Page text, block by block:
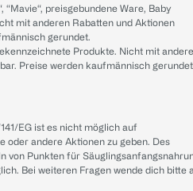
“Mavie“, preisgebundene Ware, Baby
mit anderen Rabatten und Aktionen
gerundet.
Produkte. Nicht mit
Preise werden kaufmännisch
EG ist es nicht möglich auf
oder andere Aktionen zu geben. Des
von Punkten für
Bei weiteren Fragen wende dich bitte